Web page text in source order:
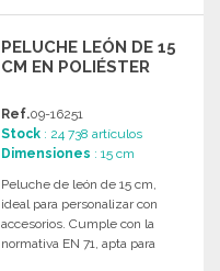
PELUCHE LEÓN DE 15
CM EN POLIÉSTER
Ref.09-16251
Stock : 24 738 artículos
Dimensiones : 15 cm
Peluche de león de 15 cm,
ideal para personalizar con
accesorios. Cumple con la
normativa EN 71, apta para